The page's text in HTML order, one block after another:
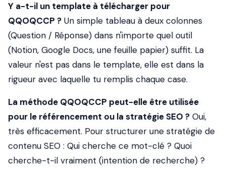
Y a-t-il un template à télécharger pour
QQOQCCP ? Un simple tableau à deux colonnes
(Question / Réponse) dans n'importe quel outil
(Notion, Google Docs, une feuille papier) suffit. La
valeur n'est pas dans le template, elle est dans la
rigueur avec laquelle tu remplis chaque case.
La méthode QQOQCCP peut-elle être utilisée
pour le référencement ou la stratégie SEO ? Oui,
très efficacement. Pour structurer une stratégie de
contenu SEO : Qui cherche ce mot-clé ? Quoi
cherche-t-il vraiment (intention de recherche) ?